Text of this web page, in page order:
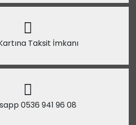
Taksit İmkanı
0536 941 96 08